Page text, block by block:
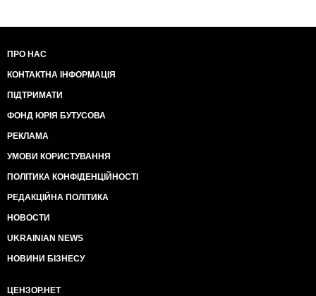
ПРО НАС
КОНТАКТНА ІНФОРМАЦІЯ
ПІДТРИМАТИ
ФОНД ЮРІЯ БУТУСОВА
РЕКЛАМА
УМОВИ КОРИСТУВАННЯ
ПОЛІТИКА КОНФІДЕНЦІЙНОСТІ
РЕДАКЦІЙНА ПОЛІТИКА
НОВОСТИ
UKRAINIAN NEWS
НОВИНИ БІЗНЕСУ
ЦЕНЗОР.НЕТ